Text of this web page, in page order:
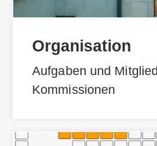
Organisation
Aufgaben und
Kommissionen